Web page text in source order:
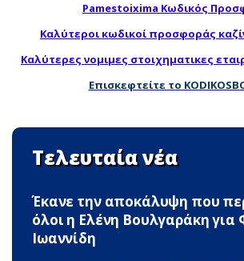
Pamestoixima Κωδικός
Καλύτεροι κωδικοί προσφοράς
Καλύτερες νομιμες στοιχηματικες
Επισκεφτείτε το
Τελευταία νέα
Έκανε την αποκάλυψη που
όλοι η Ελένη Βουλγαράκη για
Ιωαννίδη